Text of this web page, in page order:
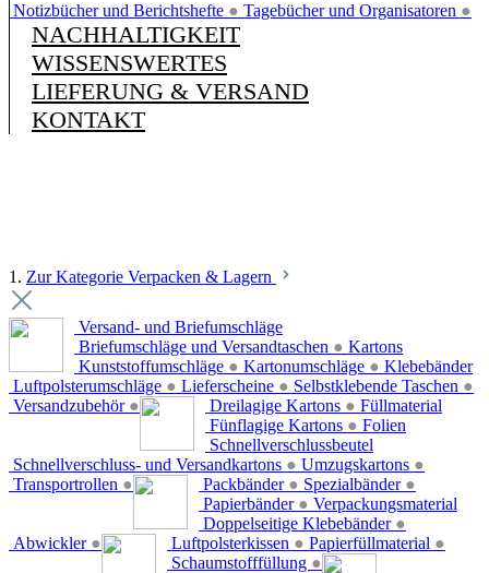
Notizbücher und Berichtshefte ● Tagebücher und Organisatoren ●
NACHHALTIGKEIT
WISSENSWERTES
LIEFERUNG & VERSAND
KONTAKT
1. Zur Kategorie Verpacken & Lagern
Versand- und Briefumschläge
Briefumschläge und Versandtaschen ●
Kunststoffumschläge ● Kartonumschläge ●
Luftpolsterumschläge ● Lieferscheine ● Selbstklebende Taschen ●
Versandzubehör ●
Kartons
Dreilagige Kartons ●
Fünflagige Kartons ●
Schnellverschluss- und Versandkartons ● Umzugskartons ●
Transportrollen ●
Klebebänder
Packbänder ● Spezialbänder ●
Papierbänder ●
Doppelseitige Klebebänder ●
Abwickler ●
Füllmaterial
Luftpolsterkissen ● Papierfüllmaterial ●
Schaumstofffüllung ●
Folien
Schnellverschlussbeutel
Verpackungsmaterial